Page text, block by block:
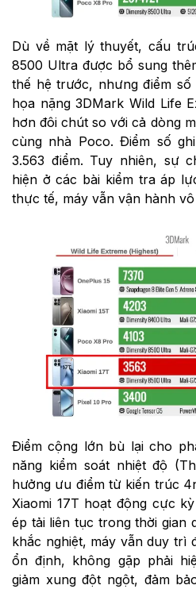
Dù về mặt lý thuyết, cấu
8500 Ultra được bổ sung
thế hệ trước, nhưng điểm số
họa nặng 3DMark Wild Life
hơn đôi chút so với cả dòng
cùng nhà Poco. Điểm số
3.563 điểm. Tuy nhiên, sự
hiện ở các bài kiểm tra áp
thực tế, máy vẫn vận hành
Điểm cộng lớn bù lại cho
năng kiểm soát nhiệt độ
hưởng ưu điểm từ kiến trúc
Xiaomi 17T hoạt động cực
ép tải liên tục trong thời gian
khắc nghiệt, máy vẫn duy trì
ổn định, không gặp phải
giảm xung đột ngột, đảm